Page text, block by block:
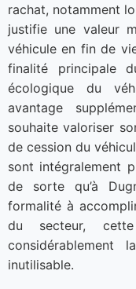
rachat, notamment
justifie une valeur
véhicule en fin de
finalité principale
écologique du
avantage
souhaite valoriser
de cession du
sont intégralement
de sorte qu’à
formalité à
du secteur,
considérablement
inutilisable.